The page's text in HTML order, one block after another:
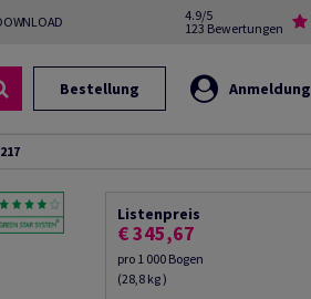
4.9/5
123 Bewertungen
Bestellung Anmeldung
Listenpreis
€ 345,67
pro 1 000 Bogen
(28,8 kg )